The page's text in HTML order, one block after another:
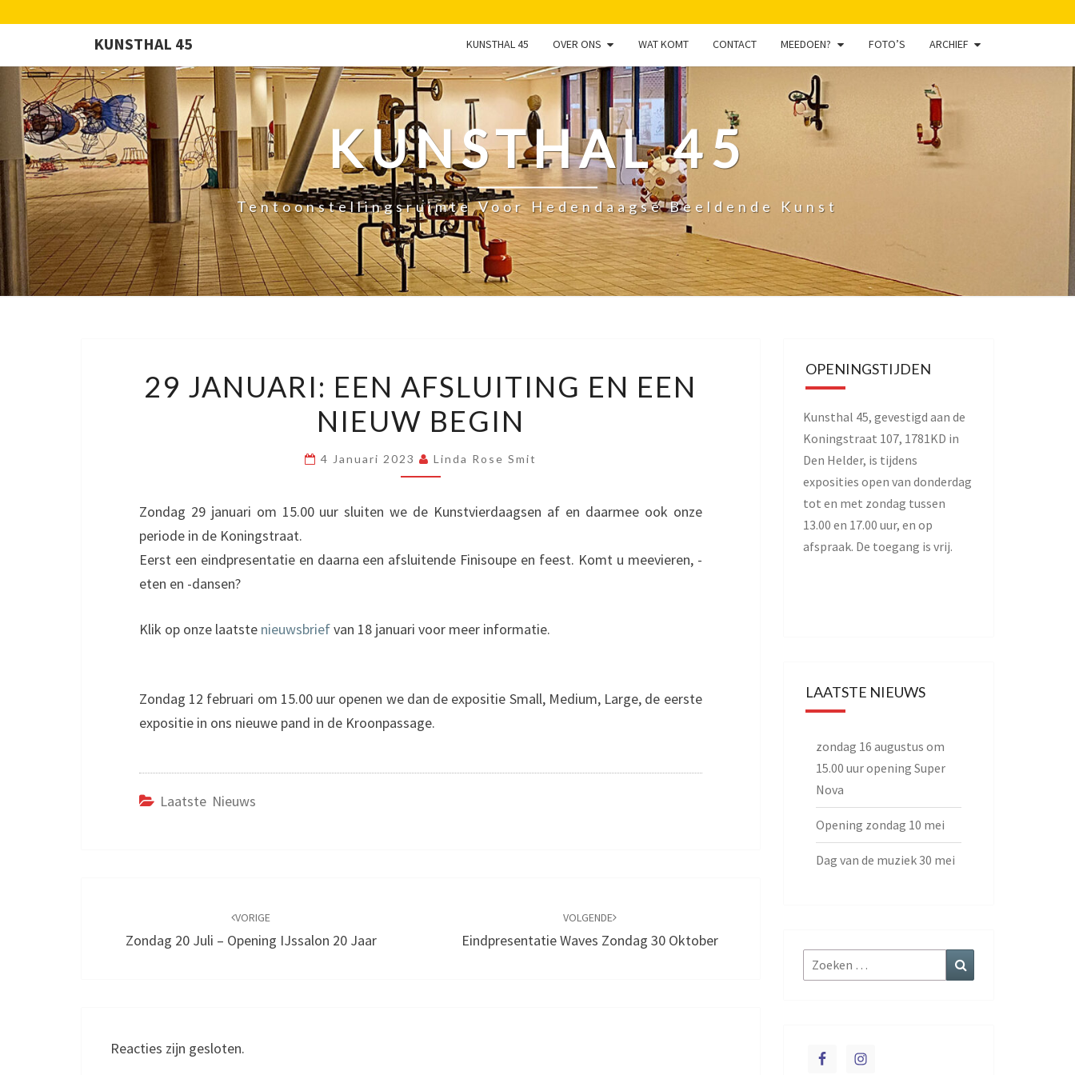
KUNSTHAL 45 KUNSTHAL 45 OVER ONS WAT KOMT CONTACT MEEDOEN? FOTO’S ARCHIEF
KUNSTHAL 45
Tentoonstellingsruimte Voor Hedendaagse Beeldende Kunst
JANUARI:
EEN
AFSLUITING
EN
NIEUW
29 JANUARI: EEN AFSLUITING EN EEN
NIEUW BEGIN
4 Januari 2023 Linda Rose Smit
Zondag 29 januari om 15.00 uur sluiten we de Kunstvierdaagsen af en daarmee ook onze
periode in de Koningstraat.
Eerst een eindpresentatie en daarna een afsluitende Finisoupe en feest. Komt u meevieren, -
eten en -dansen?
Klik op onze laatste nieuwsbriefvan 18 januari voor meer informatie.
Zondag 12 februari om 15.00 uur openen we dan de expositie Small, Medium, Large, de eerste
expositie in ons nieuwe pand in de Kroonpassage.
Laatste Nieuws
VORIGE
Zondag 20 Juli – Opening IJssalon 20 Jaar
VOLGENDE
Eindpresentatie Waves Zondag 30 Oktober
Reacties zijn gesloten.
OPENINGSTIJDEN
Kunsthal 45, gevestigd aan de
Koningstraat 107, 1781KD in
Den Helder, is tijdens
exposities open van donderdag
tot en met zondag tussen
13.00 en 17.00 uur, en op
afspraak. De toegang is vrij.
LAATSTE NIEUWS
zondag 16 augustus om
15.00 uur opening Super
Nova
Opening zondag 10 mei
Dag van de muziek 30 mei
Zoeken
naar: